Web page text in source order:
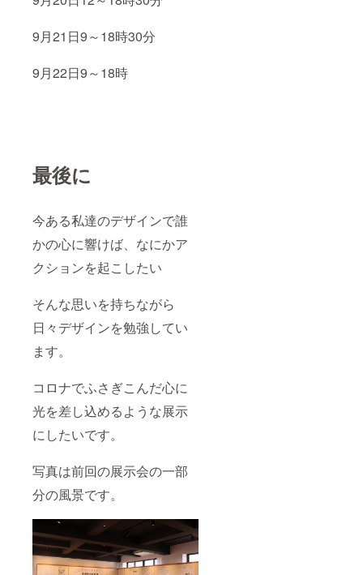
9月21日9～18時30分
9月22日9～18時
最後に
今ある私達のデザインで誰
かの心に響けば、なにかア
クションを起こしたい
そんな思いを持ちながら
日々デザインを勉強してい
ます。
コロナでふさぎこんだ心に
光を差し込めるような展示
にしたいです。
写真は前回の展示会の一部
分の風景です。